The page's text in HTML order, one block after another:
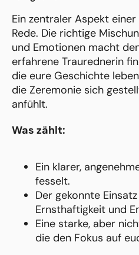
Ein zentraler Aspekt
Rede. Die richtige
und Emotionen macht
erfahrene Traurednerin
die eure Geschichte
die Zeremonie sich
anfühlt.
Was zählt:
Ein klarer,
fesselt.
Der gekonnte
Ernsthaftigkeit und
Eine starke, aber
die den Fokus auf